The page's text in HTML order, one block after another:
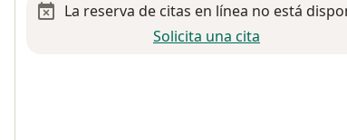
La reserva de citas en línea no está
Solicita una cita